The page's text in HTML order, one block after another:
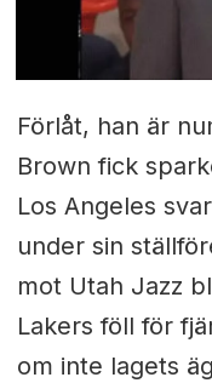
Förlåt, han är
Brown fick
Los Angeles
under sin
mot Utah Jazz
Lakers föll för
om inte lagets